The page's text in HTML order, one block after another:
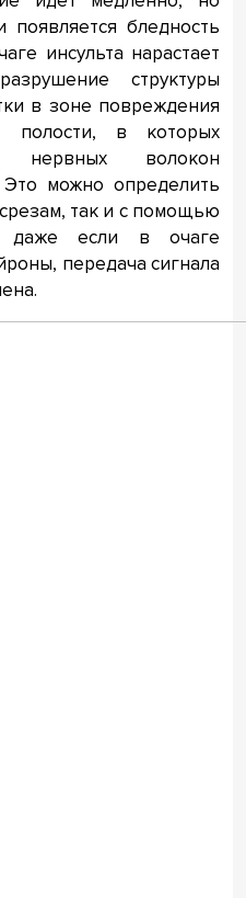
бледность
инсульта нарастает
структуры
в зоне повреждения
полости, в которых
нервных волокон
можно определить
так и с помощью
даже если в очаге
передача сигнала